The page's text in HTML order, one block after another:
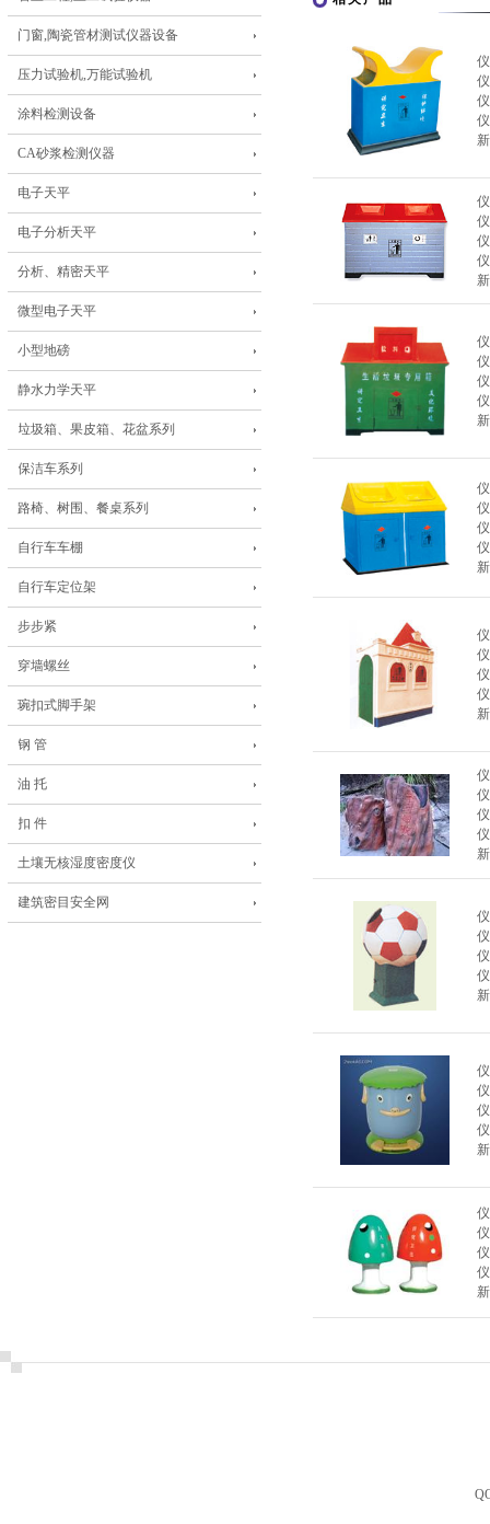
门窗,陶瓷管材测试仪器设备
压力试验机,万能试验机
涂料检测设备
CA砂浆检测仪器
电子天平
电子分析天平
分析、精密天平
微型电子天平
小型地磅
静水力学天平
垃圾箱、果皮箱、花盆系列
保洁车系列
路椅、树围、餐桌系列
自行车车棚
自行车定位架
步步紧
穿墙螺丝
琬扣式脚手架
钢 管
油 托
扣 件
土壤无核湿度密度仪
建筑密目安全网